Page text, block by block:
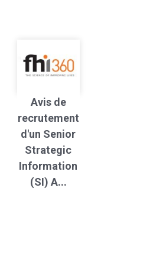
Avis de
recrutement
d'un Senior
Strategic
Information
(SI) A...